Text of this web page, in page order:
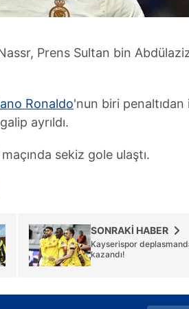
Prens Sultan bin
Ronaldo'nun biri penaltıdan
ayrıldı.
sekiz gole ulaştı.
SONRAKİ HABER
Kayserispor
kazandı!